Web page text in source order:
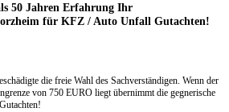
50 Jahren Erfahrung Ihr
für KFZ / Auto Unfall Gutachten!
die freie Wahl des Sachverständigen. Wenn der
von 750 EURO liegt übernimmt die gegnerische